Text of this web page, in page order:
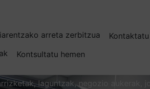
arreta zerbitzua
Kontaktatu
Kontsultatu hemen
laguntzak, negozio aukerak,